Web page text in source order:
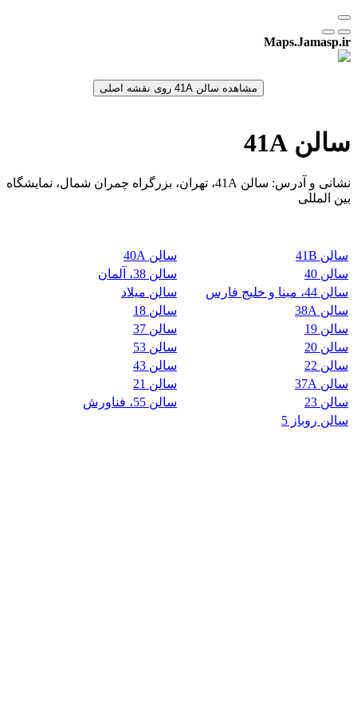
Maps.Jamasp.ir
سالن 41A
نشانی و آدرس: سالن 41A، تهران، بزرگراه چمران شمال، نمایشگاه
بین المللی
سالن 41B
سالن 40A
سالن 40
سالن 38، آلمان
سالن 44، مبنا و خلیج فارس
سالن میلاد
سالن 38A
سالن 18
سالن 19
سالن 37
سالن 20
سالن 53
سالن 22
سالن 43
سالن 37A
سالن 21
سالن 23
سالن 55، فناورش
سالن روباز 5